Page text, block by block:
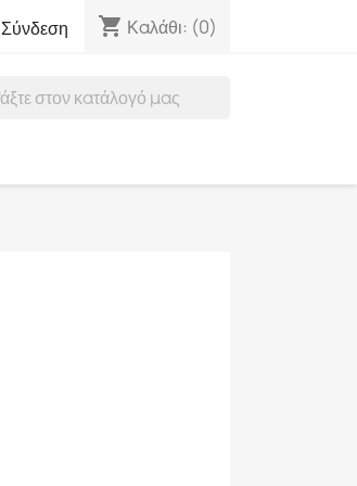
Σύνδεση shopping_cart Καλάθι: (0)